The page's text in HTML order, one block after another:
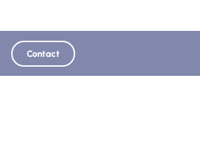
de Tourisme Sisteron Buëch
Contact